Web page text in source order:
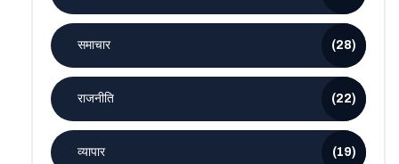
समाचार (28)
राजनीति (22)
व्यापार (19)